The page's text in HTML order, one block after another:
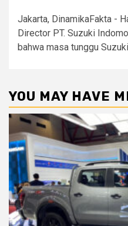
Jakarta, DinamikaFakta -
Director PT. Suzuki
bahwa masa tunggu
YOU MAY HAVE